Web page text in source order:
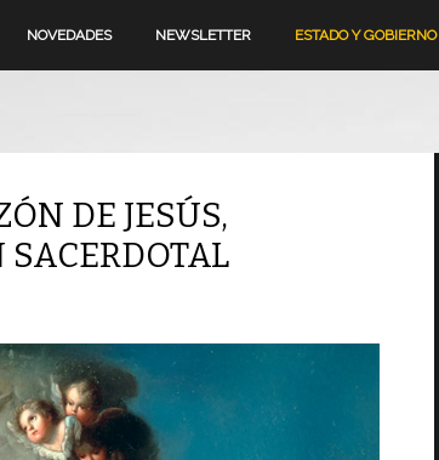
NOVEDADES NEWSLETTER ESTADO Y GOBIERNO
DE JESÚS,